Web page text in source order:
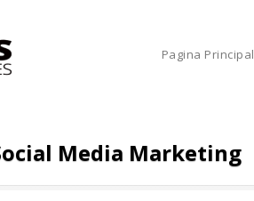
Pagina Principal
Media Marketing